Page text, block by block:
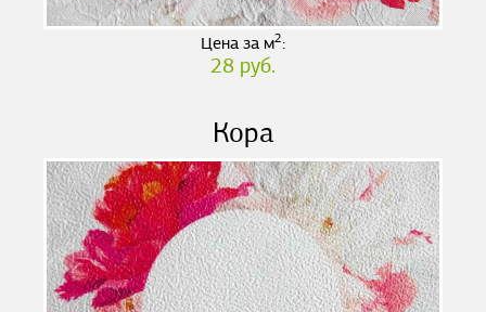
Цена за м2:
28 руб.
Кора